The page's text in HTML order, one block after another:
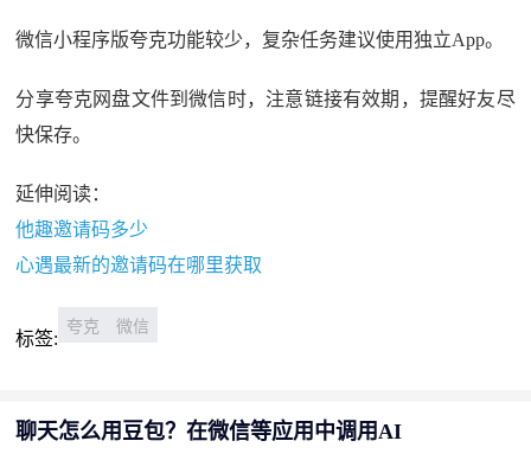
微信小程序版夸克功能较少，复杂任务建议使用独立App。
分享夸克网盘文件到微信时，注意链接有效期，提醒好友尽
快保存。
延伸阅读：
他趣邀请码多少
心遇最新的邀请码在哪里获取
标签:
夸克 微信
聊天怎么用豆包？在微信等应用中调用AI